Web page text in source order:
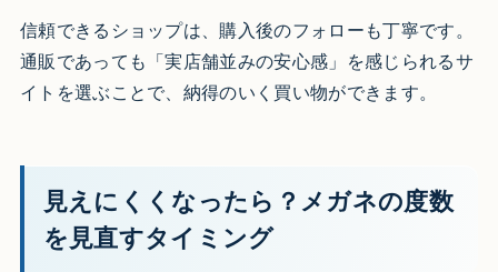
信頼できるショップは、購入後のフォローも丁寧です。
通販であっても「実店舗並みの安心感」を感じられるサ
イトを選ぶことで、納得のいく買い物ができます。
見えにくくなったら？メガネの度数
を見直すタイミング